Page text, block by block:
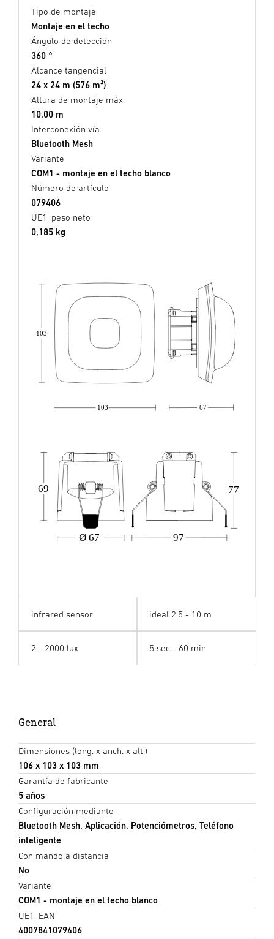
Tipo de montaje
Montaje en el techo
Ángulo de detección
360 °
Alcance tangencial
24 x 24 m (576 m²)
Altura de montaje máx.
10,00 m
Interconexión vía
Bluetooth Mesh
Variante
COM1 - montaje en el techo blanco
Número de artículo
079406
UE1, peso neto
0,185 kg
67
103
103
Ø 67 97
69 77
infrared sensor ideal 2,5 - 10 m
2 - 2000 lux 5 sec - 60 min
General
Dimensiones (long. x anch. x alt.)
106 x 103 x 103 mm
Garantía de fabricante
5 años
Configuración mediante
Bluetooth Mesh, Aplicación, Potenciómetros, Teléfono
inteligente
Con mando a distancia
No
Variante
COM1 - montaje en el techo blanco
UE1, EAN
4007841079406